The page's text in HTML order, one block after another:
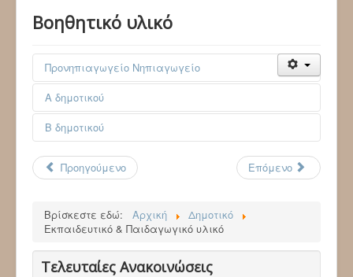
Βοηθητικό υλικό
Προνηπιαγωγείο Νηπιαγωγείο
Α δημοτικού
Β δημοτικού
Προηγούμενο Επόμενο
Βρίσκεστε εδώ: Αρχική
Δημοτικό
Εκπαιδευτικό & Παιδαγωγικό υλικό
Τελευταίες Ανακοινώσεις